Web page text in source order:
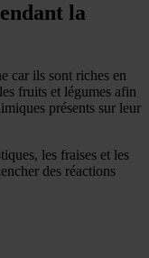
la
car ils sont riches en
fruits et légumes afin
présents sur leur
les fraises et les
des réactions